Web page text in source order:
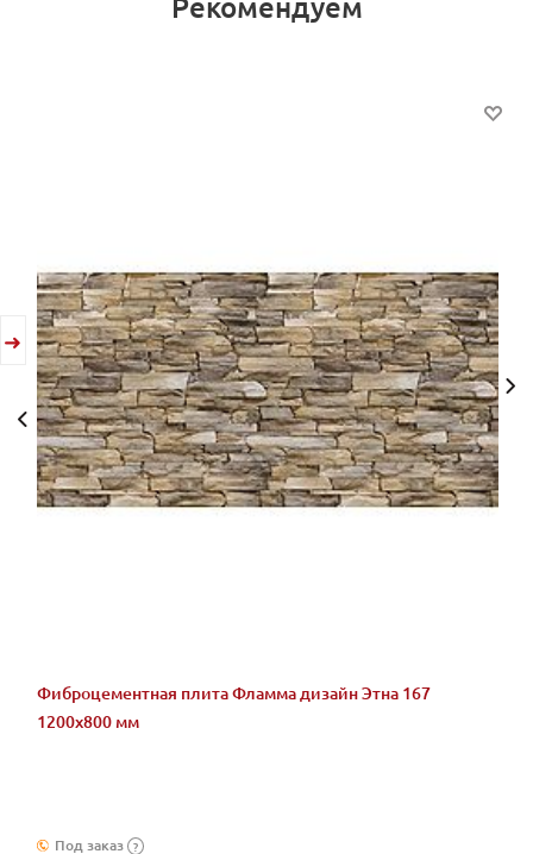
Фиброцементная плита Фламма дизайн Этна 167
1200х800 мм
Под заказ ?